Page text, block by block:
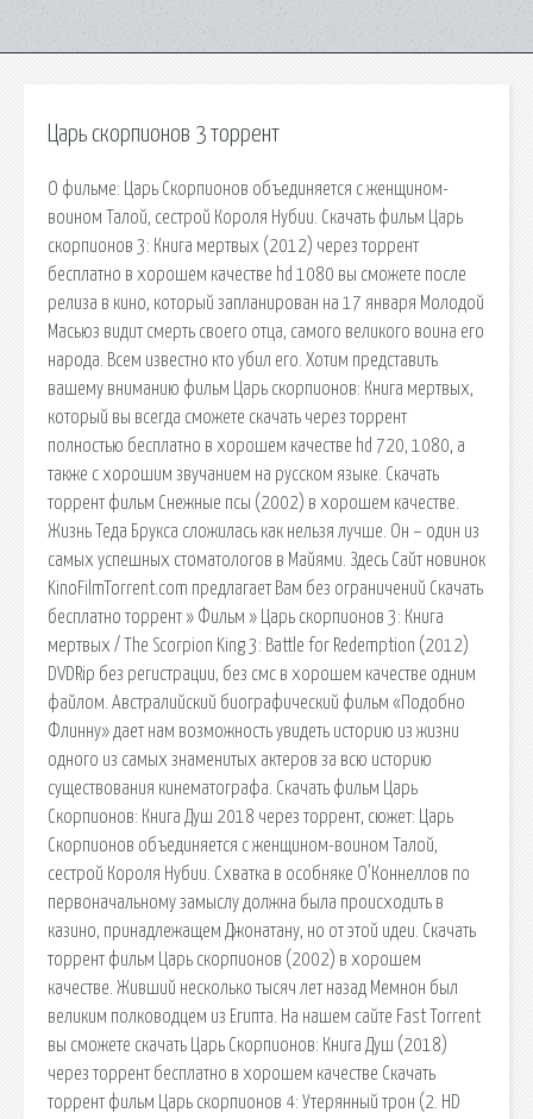
Царь скорпионов 3 торрент
О фильме: Царь Скорпионов объединяется с женщином-
воином Талой, сестрой Короля Нубии. Скачать фильм Царь
скорпионов 3: Книга мертвых (2012) через торрент
бесплатно в хорошем качестве hd 1080 вы сможете после
релиза в кино, который запланирован на 17 января Молодой
Масьюз видит смерть своего отца, самого великого воина его
народа. Всем известно кто убил его. Хотим представить
вашему вниманию фильм Царь скорпионов: Книга мертвых,
который вы всегда сможете скачать через торрент
полностью бесплатно в хорошем качестве hd 720, 1080, а
также с хорошим звучанием на русском языке. Скачать
торрент фильм Снежные псы (2002) в хорошем качестве.
Жизнь Теда Брукса сложилась как нельзя лучше. Он – один из
самых успешных стоматологов в Майями. Здесь Сайт новинок
KinoFilmTorrent.com предлагает Вам без ограничений Скачать
бесплатно торрент » Фильм » Царь скорпионов 3: Книга
мертвых / The Scorpion King 3: Battle for Redemption (2012)
DVDRip без регистрации, без смс в хорошем качестве одним
файлом. Австралийский биографический фильм «Подобно
Флинну» дает нам возможность увидеть историю из жизни
одного из самых знаменитых актеров за всю историю
существования кинематографа. Скачать фильм Царь
Скорпионов: Книга Душ 2018 через торрент, сюжет: Царь
Скорпионов объединяется с женщином-воином Талой,
сестрой Короля Нубии. Схватка в особняке О’Коннеллов по
первоначальному замыслу должна была происходить в
казино, принадлежащем Джонатану, но от этой идеи. Скачать
торрент фильм Царь скорпионов (2002) в хорошем
качестве. Живший несколько тысяч лет назад Мемнон был
великим полководцем из Египта. На нашем сайте Fast Torrent
вы сможете скачать Царь Скорпионов: Книга Душ (2018)
через торрент бесплатно в хорошем качестве Скачать
торрент фильм Царь скорпионов 4: Утерянный трон (2. HD